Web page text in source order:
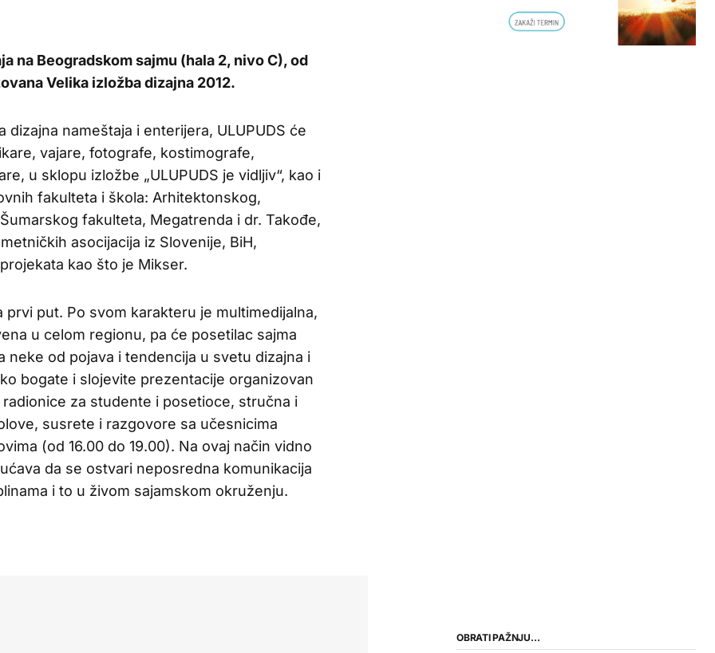
na Beogradskom sajmu (hala 2, nivo C), od
Velika izložba dizajna 2012.
nameštaja i enterijera, ULUPUDS će
vajare, fotografe, kostimografe,
u sklopu izložbe „ULUPUDS je vidljiv“, kao i
fakulteta i škola: Arhitektonskog,
fakulteta, Megatrenda i dr. Takođe,
asocijacija iz Slovenije, BiH,
kao što je Mikser.
prvi put. Po svom karakteru je multimedijalna,
u celom regionu, pa će posetilac sajma
neke od pojava i tendencija u svetu dizajna i
bogate i slojevite prezentacije organizovan
za studente i posetioce, stručna i
susrete i razgovore sa učesnicima
(od 16.00 do 19.00). Na ovaj način vidno
da se ostvari neposredna komunikacija
i to u živom sajamskom okruženju.
OBRATI PAŽNJU…